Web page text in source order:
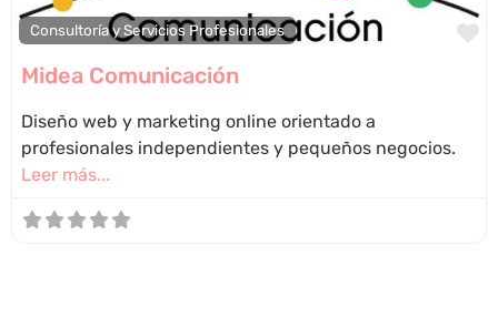
Consultoría y Servicios Profesionales
Midea Comunicación
Diseño web y marketing online orientado a
profesionales independientes y pequeños negocios.
Leer más...